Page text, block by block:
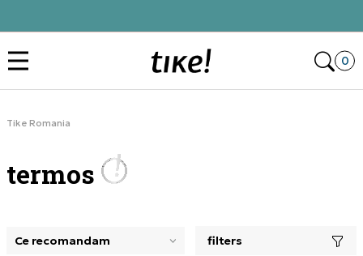
0
Tike Romania
termos
selectarea unui filtru închide panoul de filtre, încarcă
filters